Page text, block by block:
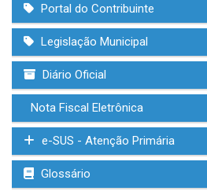
Portal do Contribuinte
Legislação Municipal
Diário Oficial
Nota Fiscal Eletrônica
e-SUS - Atenção Primária
Glossário